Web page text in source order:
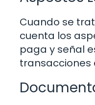
Cuando se
cuenta los
paga y señal
transacciones